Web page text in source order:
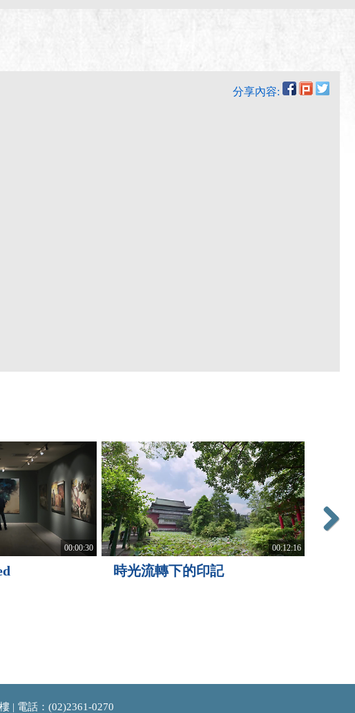
分享內容:
00:00:30 00:12:16
時光流轉下的印記
| 電話：(02)2361-0270